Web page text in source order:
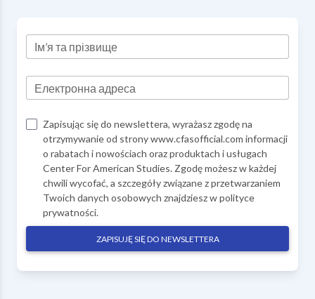
Ім’я та прізвище
Електронна адреса
Zapisując się do newslettera, wyrażasz zgodę na
otrzymywanie od strony www.cfasofficial.com informacji
o rabatach i nowościach oraz produktach i usługach
Center For American Studies. Zgodę możesz w każdej
chwili wycofać, a szczegóły związane z przetwarzaniem
Twoich danych osobowych znajdziesz wpolityce
prywatności.
ZAPISUJĘ SIĘ DO NEWSLETTERA